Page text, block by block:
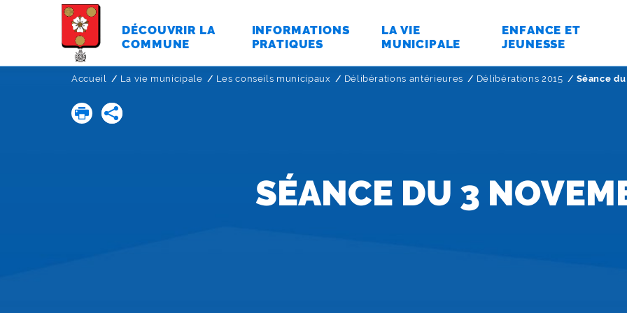
DÉCOUVRIR LA
COMMUNE
INFORMATIONS
PRATIQUES
LA VIE
MUNICIPALE
ENFANCE ET
JEUNESSE
Accueil La vie municipale Les conseils municipaux Délibérations antérieures Délibérations 2015 Page
Séance
SÉANCE DU 3